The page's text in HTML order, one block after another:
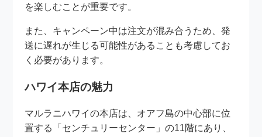
を楽しむことが重要です。
また、キャンペーン中は注文が混み合うため、発
送に遅れが生じる可能性があることも考慮してお
く必要があります。
ハワイ本店の魅力
マルラニハワイの本店は、オアフ島の中心部に位
置する「センチュリーセンター」の11階にあり、